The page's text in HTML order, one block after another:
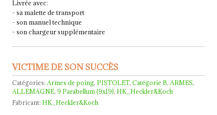
Livrée avec:
- sa malette de transport
- son manuel technique
- son chargeur supplémentaire
VICTIME DE SON SUCCÈS
Catégories: Armes de poing, PISTOLET, Catégorie B, ARMES,
ALLEMAGNE, 9 Parabellum (9x19), HK_Heckler&Koch
Fabricant: HK_Heckler&Koch